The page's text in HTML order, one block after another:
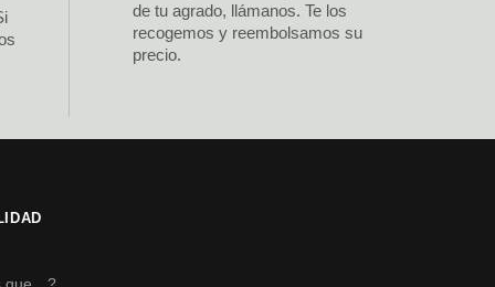
de tu agrado, llámanos. Te los
recogemos y reembolsamos su
precio.